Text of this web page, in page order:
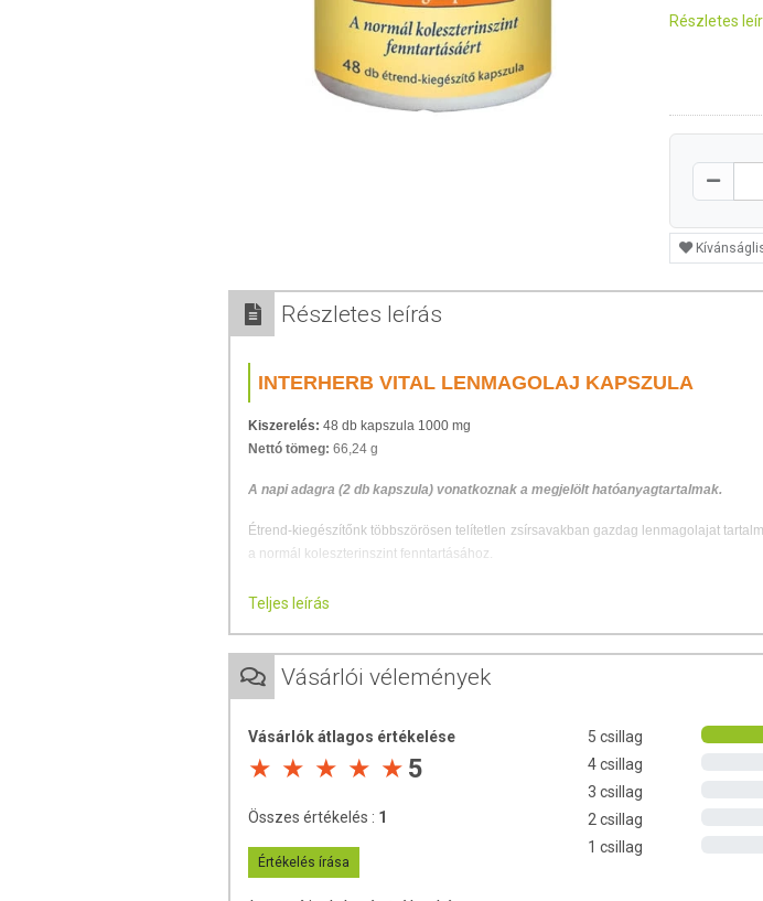
Részletes
Részletes leírás
INTERHERB VITAL LENMAGOLAJ KAPSZULA
Kiszerelés: 48 db kapszula 1000 mg
Nettó tömeg: 66,24 g
A napi adagra (2 db kapszula) vonatkoznak a megjelölt hatóanyagtartalmak.
Étrend-kiegészítőnk többszörösen telítetlen zsírsavakban gazdag lenmagolajat
a normál koleszterinszint fenntartásához.
Kapszulánként 1000 mg lenmagolajjal
Értékes összetevő
A lenmag – és a belőle készült lenmagolaj – már évezredek óta kedvelt
hatásait az ókori Kínában is ismerték. A lenmagolaj B-vitaminokat, antioxidáns hatású
magnéziumot is tartalmaz.
Kiváló minőségű termék
Étrend-kiegészítőnk fő alkotóeleme, a lenmagolaj gazdag többszörösen telítetlen
koleszterinszintjének megőrzéséhez.
Teljes leírás
Vásárlói vélemények
Vásárlók átlagos értékelése
5
Összes értékelés : 1
Értékelés írása
5 csillag
4 csillag
3 csillag
2 csillag
1 csillag